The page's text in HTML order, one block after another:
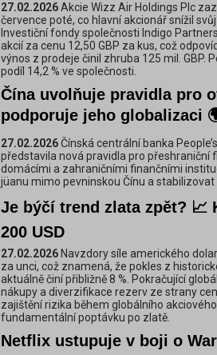
27.02.2026Akcie Wizz Air Holdings Plc
července poté, co hlavní akcionář snížil
Investiční fondy společnosti Indigo
akcií za cenu 12,50 GBP za kus, což
výnos z prodeje činil zhruba 125 mil. GBP.
podíl 14,2 % ve společnosti.
Čína uvolňuje pravidla pro
podporuje jeho globalizaci
27.02.2026Čínská centrální banka
představila nová pravidla pro přeshraniční
domácími a zahraničními finančními
jüanu mimo pevninskou Čínu a
Je býčí trend zlata zpět? 📈
200 USD
27.02.2026 Navzdory síle amerického
za unci, což znamená, že pokles z
aktuálně činí přibližně 8 %. Pokračující
nákupy a diverzifikace rezerv ze strany
zajištění rizika během globálního
fundamentální poptávku po zlatě.
Netflix ustupuje v boji o